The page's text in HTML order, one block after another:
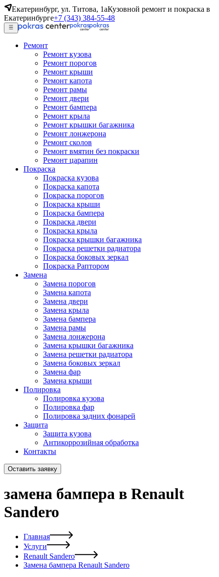
Екатеринбург, ул. Титова, 1аКузовной ремонт и покраска в
Екатеринбурге+7 (343) 384-55-48
Ремонт
Ремонт кузова
Ремонт порогов
Ремонт крыши
Ремонт капота
Ремонт рамы
Ремонт двери
Ремонт бампера
Ремонт крыла
Ремонт крышки багажника
Ремонт лонжерона
Ремонт сколов
Ремонт вмятин без покраски
Ремонт царапин
Покраска
Покраска кузова
Покраска капота
Покраска порогов
Покраска крыши
Покраска бампера
Покраска двери
Покраска крыла
Покраска крышки багажника
Покраска решетки радиатора
Покраска боковых зеркал
Покраска Раптором
Замена
Замена порогов
Замена капота
Замена двери
Замена крыла
Замена бампера
Замена рамы
Замена лонжерона
Замена крышки багажника
Замена решетки радиатора
Замена боковых зеркал
Замена фар
Замена крыши
Полировка
Полировка кузова
Полировка фар
Полировка задних фонарей
Защита
Защита кузова
Антикоррозийная обработка
Контакты
Оставить заявку
замена бампера в Renault
Sandero
Главная
Услуги
Renault Sandero
Замена бампера Renault Sandero